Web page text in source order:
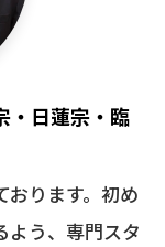
・日蓮宗・臨
おります。初め
よう、専門スタ